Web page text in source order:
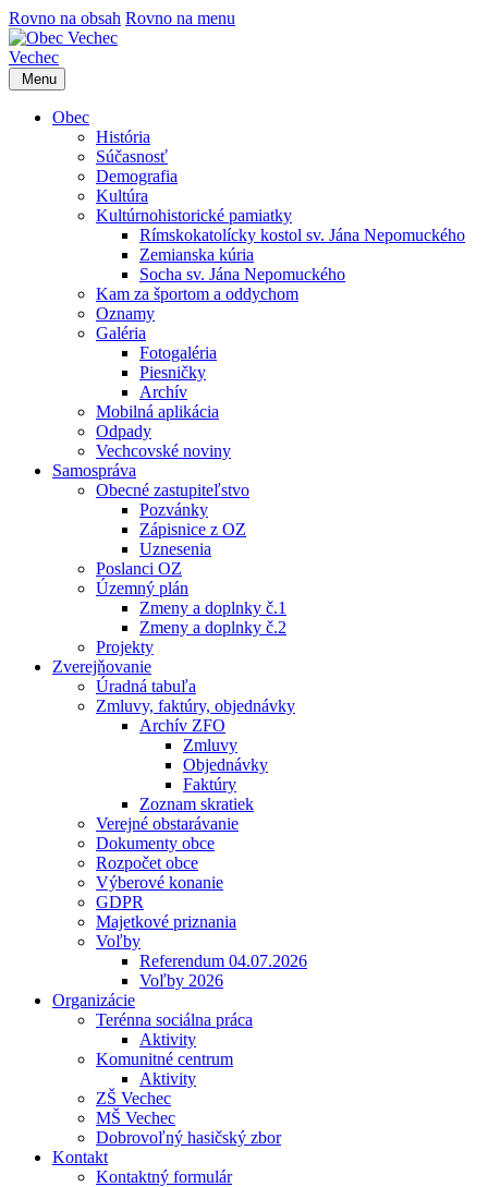
Rovno na obsah Rovno na menu
Vechec
Menu
Obec
História
Súčasnosť
Demografia
Kultúra
Kultúrnohistorické pamiatky
Rímskokatolícky kostol sv. Jána Nepomuckého
Zemianska kúria
Socha sv. Jána Nepomuckého
Kam za športom a oddychom
Oznamy
Galéria
Fotogaléria
Piesničky
Archív
Mobilná aplikácia
Odpady
Vechcovské noviny
Samospráva
Obecné zastupiteľstvo
Pozvánky
Zápisnice z OZ
Uznesenia
Poslanci OZ
Územný plán
Zmeny a doplnky č.1
Zmeny a doplnky č.2
Projekty
Zverejňovanie
Úradná tabuľa
Zmluvy, faktúry, objednávky
Archív ZFO
Zmluvy
Objednávky
Faktúry
Zoznam skratiek
Verejné obstarávanie
Dokumenty obce
Rozpočet obce
Výberové konanie
GDPR
Majetkové priznania
Voľby
Referendum 04.07.2026
Voľby 2026
Organizácie
Terénna sociálna práca
Aktivity
Komunitné centrum
Aktivity
ZŠ Vechec
MŠ Vechec
Dobrovoľný hasičský zbor
Kontakt
Kontaktný formulár